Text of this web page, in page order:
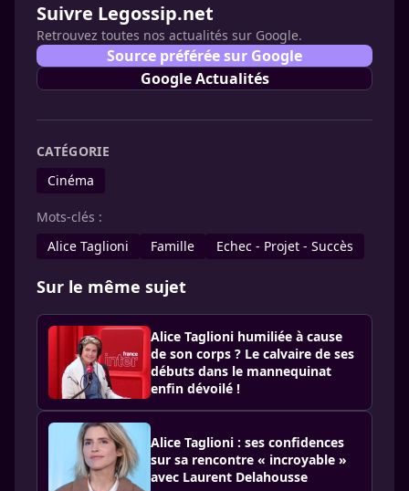
Suivre Legossip.net
Retrouvez toutes nos actualités sur Google.
Source préférée sur Google
Google Actualités
CATÉGORIE
Cinéma
Mots-clés :
Alice Taglioni
Famille Echec - Projet - Succès
Sur le même sujet
Alice Taglioni humiliée à cause
de son corps ? Le calvaire de ses
débuts dans le mannequinat
enfin dévoilé !
Alice Taglioni : ses confidences
sur sa rencontre « incroyable »
avec Laurent Delahousse